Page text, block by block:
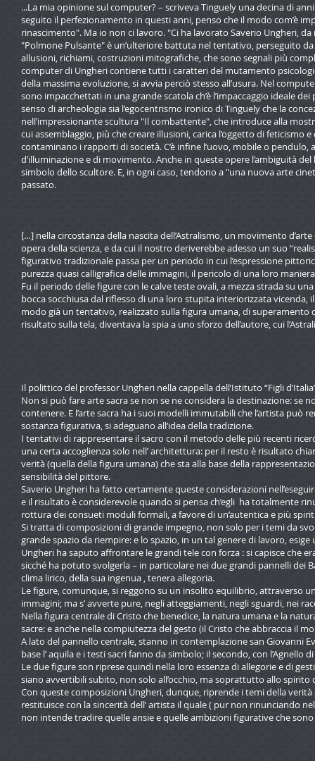
...La mia opinione sul computer? – scriveva Tinguely una decina di
seguito il perfezionamento in questi anni, penso che il modo com’è
rinascimento". Ma io non ci lavoro. "Ci ha lavorato Saverio Ungheri,
"Polmone Pulsante" è un’ulteriore battuta nel tentativo, perseguito
allusioni, richiami, costruzioni mitografiche, che sono segnali più
computer di Ungheri contiene tutti i caratteri del mutamento
della massima evoluzione, si avvia perciò stesso all’usura. Nel
sono impacchettati in una grande scatola ch’è l’impaccaggio ideale
senso di archeologia sia l’egocentrismo ironico di Tinguely che la
nell’impressionante scultura "Il combattente", che introduce alla
cui assemblaggio, più che creare illusioni, carica l’oggetto di feticismo
contaminano i rapporti di società. C’è infine l’uovo, mobile o
d’illuminazione e di movimento. Anche in queste opere l’ambiguità
simbolo dello scultore. E, in ogni caso, tendono a "una nuova arte
passato.
[…] nella circostanza della nascita dell’Astralismo, un movimento
opera della scienza, e da cui il nostro deriverebbe adesso un suo
figurativo tradizionale passa per un periodo in cui l’espressione
purezza quasi calligrafica delle immagini, il pericolo di una loro
Fu il periodo delle figure con le calve teste ovali, a mezza strada su
bocca socchiusa dal riflesso di una loro stupita interiorizzata vicenda,
modo già un tentativo, realizzato sulla figura umana, di superamento
risultato sulla tela, diventava la spia a uno sforzo dell’autore, cui
Il polittico del professor Ungheri nella cappella dell’Istituto “Figli
Non si può fare arte sacra se non se ne considera la destinazione: se
contenere. E l’arte sacra ha i suoi modelli immutabili che l’artista
sostanza figurativa, si adeguano all’idea della tradizione.
I tentativi di rappresentare il sacro con il metodo delle più recenti
una certa accoglienza solo nell’ architettura: per il resto è risultato
verità (quella della figura umana) che sta alla base della
sensibilità del pittore.
Saverio Ungheri ha fatto certamente queste considerazioni
e il risultato è considerevole quando si pensa ch’egli ha totalmente
rottura dei consueti moduli formali, a favore di un’autentica e più
Si tratta di composizioni di grande impegno, non solo per i temi da
grande spazio da riempire: e lo spazio, in un tal genere di lavoro,
Ungheri ha saputo affrontare le grandi tele con forza : si capisce che
sicché ha potuto svolgerla – in particolare nei due grandi pannelli dei
clima lirico, della sua ingenua , tenera allegoria.
Le figure, comunque, si reggono su un insolito equilibrio, attraverso
immagini; ma s’ avverte pure, negli atteggiamenti, negli sguardi, nei
Nella figura centrale di Cristo che benedice, la natura umana e la
sacre: e anche nella compiutezza del gesto (il Cristo che abbraccia il
A lato del pannello centrale, stanno in contemplazione san Giovanni
base l’ aquila e i testi sacri fanno da simbolo; il secondo, con l’Agnello
Le due figure son riprese quindi nella loro essenza di allegorie e di
siano avvertibili subito, non solo all’occhio, ma soprattutto allo spirito
Con queste composizioni Ungheri, dunque, riprende i temi della
restituisce con la sincerità dell’ artista il quale ( pur non rinunciando
non intende tradire quelle ansie e quelle ambizioni figurative che